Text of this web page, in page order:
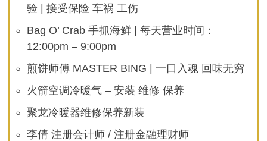
验 | 接受保险 车祸 工伤
Bag O’ Crab 手抓海鲜 | 每天营业时间：
12:00pm – 9:00pm
煎饼师傅 MASTER BING | 一口入魂 回味无穷
火箭空调冷暖气 – 安装 维修 保养
聚龙冷暖器维修保养新装
李倩 注册会计师 / 注册金融理财师